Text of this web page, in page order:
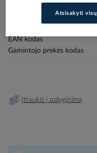
EAN kodas
Gamintojo prekės kodas
Įtraukti į palyginimą
Atsisakyti visų